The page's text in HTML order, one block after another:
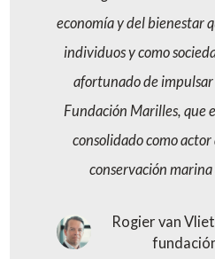
economía y del bienestar
individuos y como
afortunado de
Fundación Marilles, que
consolidado como
conservación
Rogier van